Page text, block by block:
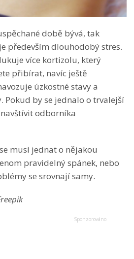
době bývá, tak
především dlouhodobý stres.
více kortizolu, který
přibírat, navíc ještě
úzkostné stavy a
Pokud by se jednalo o trvalejší
odborníka
musí jednat o nějakou
pravidelný spánek, nebo
se srovnají samy.